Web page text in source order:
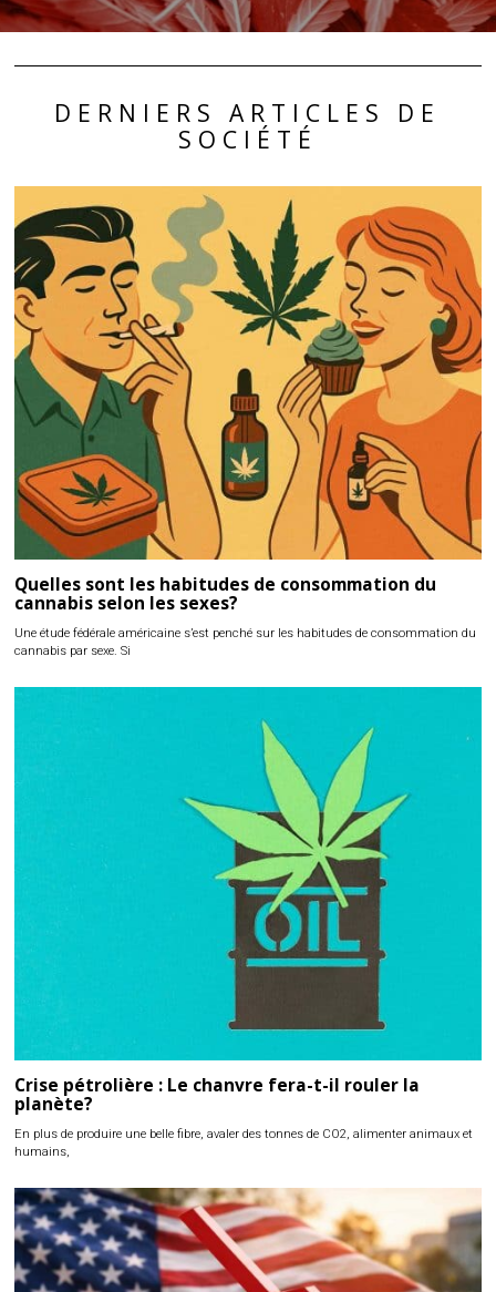
DERNIERS ARTICLES DE
SOCIÉTÉ
Quelles sont les habitudes de consommation du
cannabis selon les sexes?
Une étude fédérale américaine s’est penché sur les habitudes de consommation du
cannabis par sexe. Si
Crise pétrolière : Le chanvre fera-t-il rouler la
planète?
En plus de produire une belle fibre, avaler des tonnes de CO2, alimenter animaux et
humains,